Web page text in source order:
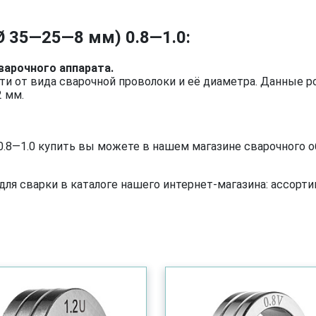
35—25—8 мм) 0.8—1.0:
аппарата.
от вида сварочной проволоки и её диаметра. Данные
мм.
купить вы можете в нашем магазине сварочного
сварки в каталоге нашего интернет-магазина: